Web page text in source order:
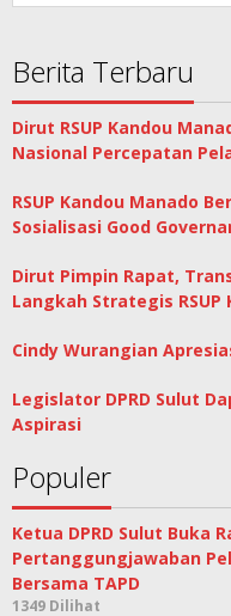
Berita Terbaru
Dirut RSUP Kandou
Nasional Percepatan
RSUP Kandou Manado
Sosialisasi Good
Dirut Pimpin Rapat,
Langkah Strategis RSUP
Cindy Wurangian
Legislator DPRD Sulut
Aspirasi
Populer
Ketua DPRD Sulut Buka
Pertanggungjawaban
Bersama TAPD
1349 Dilihat